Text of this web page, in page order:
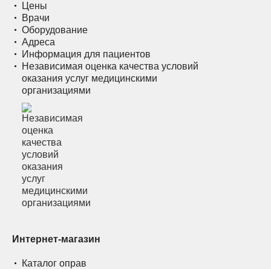
Цены
Врачи
Оборудование
Адреса
Информация для пациентов
Независимая оценка качества условий
оказания услуг медицинскими
организациями
Интернет-магазин
Каталог оправ